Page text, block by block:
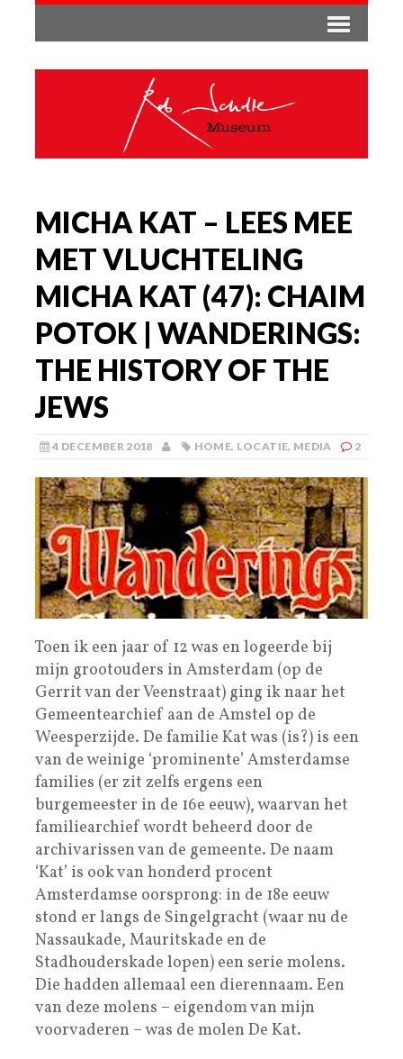
MICHA KAT – LEES MEE
MET VLUCHTELING
MICHA KAT (47): CHAIM
POTOK | WANDERINGS:
THE HISTORY OF THE
JEWS
4 DECEMBER 2018 HOME, LOCATIE, MEDIA 2
Toen ik een jaar of 12 was en logeerde bij
mijn grootouders in Amsterdam (op de
Gerrit van der Veenstraat) ging ik naar het
Gemeentearchief aan de Amstel op de
Weesperzijde. De familie Kat was (is?) is een
van de weinige ‘prominente’ Amsterdamse
families (er zit zelfs ergens een
burgemeester in de 16e eeuw), waarvan het
familiearchief wordt beheerd door de
archivarissen van de gemeente. De naam
‘Kat’ is ook van honderd procent
Amsterdamse oorsprong: in de 18e eeuw
stond er langs de Singelgracht (waar nu de
Nassaukade, Mauritskade en de
Stadhouderskade lopen) een serie molens.
Die hadden allemaal een dierennaam. Een
van deze molens – eigendom van mijn
voorvaderen – was de molen De Kat.